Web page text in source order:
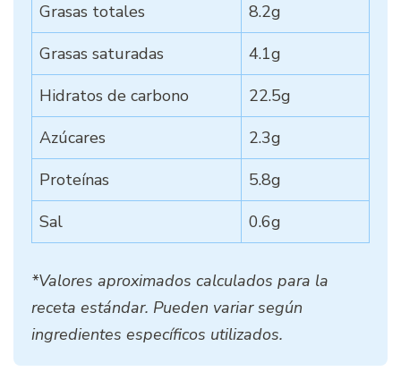
Grasas totales
8.2g
Grasas saturadas
4.1g
Hidratos de carbono
22.5g
Azúcares
2.3g
Proteínas
5.8g
Sal
0.6g
*Valores aproximados calculados para la
receta estándar. Pueden variar según
ingredientes específicos utilizados.